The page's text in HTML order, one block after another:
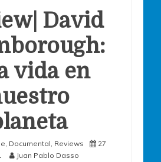
David
vida en
Documental Reviews
27
Juan Pablo Dasso